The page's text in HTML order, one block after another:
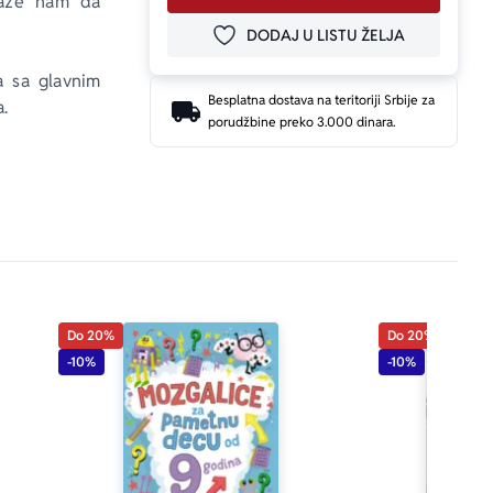
sa glavnim
Pažljivo
jednom,
pod
DODAJ U OMILJENE
DODAJ U LISTU ŽELJA
Besplatna dostava na teritoriji Srbije za
porudžbine preko 3.000 dinara.
Do 20%
-10%
Do 20%
-10%